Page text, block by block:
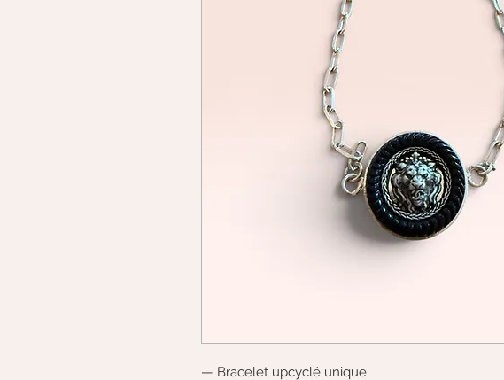
— Bracelet upcyclé unique